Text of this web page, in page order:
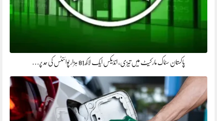
پاکستان سٹاک مارکیٹ میں تیزی، انڈیکس ایک لاکھ 81 ہزار پوائنٹس کی حد پر…